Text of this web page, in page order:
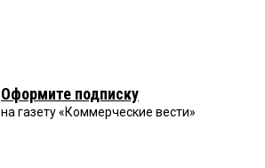
Оформите подписку
на газету «Коммерческие вести»